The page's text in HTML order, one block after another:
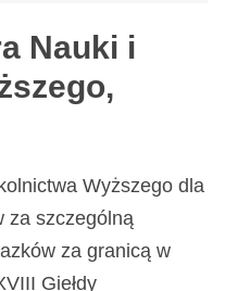
Nauki i
Wyższego dla
za szczególną
za granicą w
Giełdy